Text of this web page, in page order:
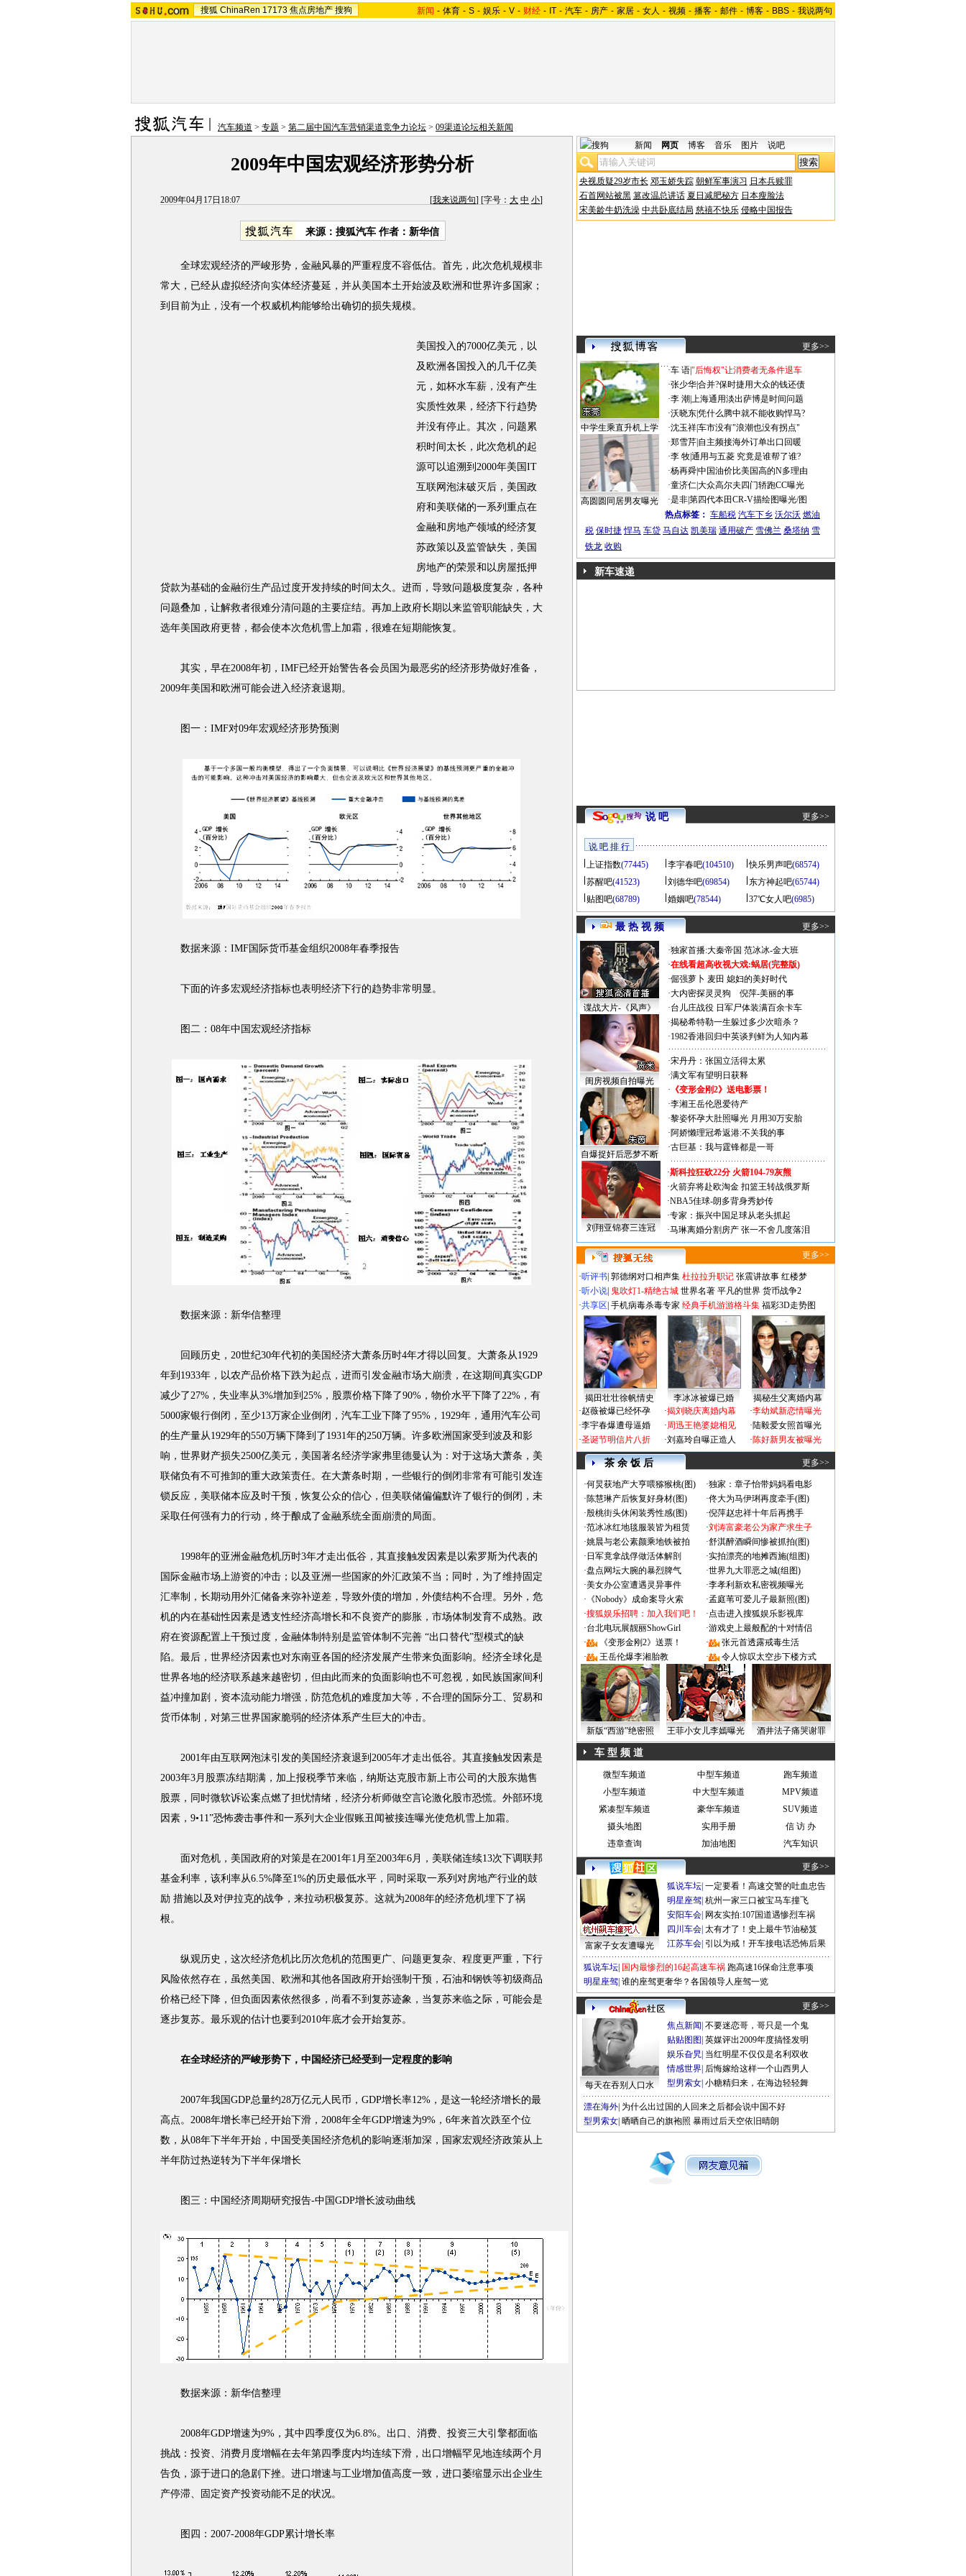
搜狐 ChinaRen 17173 焦点房地产 搜狗 新闻 - 体育 - S - 娱乐 - V - 财经 - IT - 汽车 - 房产 - 家居 - 女人 - 视频 - 播客 - 邮件 - 博客 - BBS - 我说两句
汽车频道 > 专题 > 第二届中国汽车营销渠道竞争力论坛 > 09渠道论坛相关新闻
2009年中国宏观经济形势分析
2009年04月17日18:07 [我来说两句] [字号： 大 中 小]
来源： 搜狐汽车 作者：新华信
全球宏观经济的严峻形势，金融风暴的严重程度不容低估。首先，此次危机规模非
常大，已经从虚拟经济向实体经济蔓延，并从美国本土开始波及欧洲和世界许多国家；
到目前为止，没有一个权威机构能够给出确切的损失规模。
美国投入的7000亿美元，以
及欧洲各国投入的几千亿美
元，如杯水车薪，没有产生
实质性效果，经济下行趋势
并没有停止。其次，问题累
积时间太长，此次危机的起
源可以追溯到2000年美国IT
互联网泡沫破灭后，美国政
府和美联储的一系列重点在
金融和房地产领域的经济复
苏政策以及监管缺失，美国
房地产的荣景和以房屋抵押
贷款为基础的金融衍生产品过度开发持续的时间太久。进而，导致问题极度复杂，各种
问题叠加，让解救者很难分清问题的主要症结。再加上政府长期以来监管职能缺失，大
选年美国政府更替，都会使本次危机雪上加霜，很难在短期能恢复。
其实，早在2008年初，IMF已经开始警告各会员国为最恶劣的经济形势做好准备，
2009年美国和欧洲可能会进入经济衰退期。
图一：IMF对09年宏观经济形势预测
数据来源：IMF国际货币基金组织2008年春季报告
下面的许多宏观经济指标也表明经济下行的趋势非常明显。
图二：08年中国宏观经济指标
数据来源：新华信整理
回顾历史，20世纪30年代初的美国经济大萧条历时4年才得以回复。大萧条从1929
年到1933年，以农产品价格下跌为起点，进而引发金融市场大崩溃，在这期间真实GDP
减少了27%，失业率从3%增加到25%，股票价格下降了90%，物价水平下降了22%，有
5000家银行倒闭，至少13万家企业倒闭，汽车工业下降了95%，1929年，通用汽车公司
的生产量从1929年的550万辆下降到了1931年的250万辆。许多欧洲国家受到波及和影
响，世界财产损失2500亿美元，美国著名经济学家弗里德曼认为：对于这场大萧条，美
联储负有不可推卸的重大政策责任。在大萧条时期，一些银行的倒闭非常有可能引发连
锁反应，美联储本应及时干预，恢复公众的信心，但美联储偏偏默许了银行的倒闭，未
采取任何强有力的行动，终于酿成了金融系统全面崩溃的局面。
1998年的亚洲金融危机历时3年才走出低谷，其直接触发因素是以索罗斯为代表的
国际金融市场上游资的冲击；以及亚洲一些国家的外汇政策不当；同时，为了维持固定
汇率制，长期动用外汇储备来弥补逆差，导致外债的增加，外债结构不合理。另外，危
机的内在基础性因素是透支性经济高增长和不良资产的膨胀，市场体制发育不成熟。政
府在资源配置上干预过度，金融体制特别是监管体制不完善 “出口替代”型模式的缺
陷。最后，世界经济因素也对东南亚各国的经济发展产生带来负面影响。经济全球化是
世界各地的经济联系越来越密切，但由此而来的负面影响也不可忽视，如民族国家间利
益冲撞加剧，资本流动能力增强，防范危机的难度加大等，不合理的国际分工、贸易和
货币体制，对第三世界国家脆弱的经济体系产生巨大的冲击。
2001年由互联网泡沫引发的美国经济衰退到2005年才走出低谷。其直接触发因素是
2003年3月股票冻结期满，加上报税季节来临，纳斯达克股市新上市公司的大股东抛售
股票，同时微软诉讼案点燃了担忧情绪，经济分析师做空言论激化股市恐慌。外部环境
因素，9•11”恐怖袭击事件和一系列大企业假账丑闻被接连曝光使危机雪上加霜。
面对危机，美国政府的对策是在2001年1月至2003年6月，美联储连续13次下调联邦
基金利率，该利率从6.5%降至1%的历史最低水平，同时采取一系列对房地产行业的鼓
励 措施以及对伊拉克的战争，来拉动积极复苏。这就为2008年的经济危机埋下了祸
根。
纵观历史，这次经济危机比历次危机的范围更广、问题更复杂、程度更严重，下行
风险依然存在，虽然美国、欧洲和其他各国政府开始强制干预，石油和钢铁等初级商品
价格已经下降，但负面因素依然很多，尚看不到复苏迹象，当复苏来临之际，可能会是
逐步复苏。最乐观的估计也要到2010年底才会开始复苏。
在全球经济的严峻形势下，中国经济已经受到一定程度的影响
2007年我国GDP总量约28万亿元人民币，GDP增长率12%，是这一轮经济增长的最
高点。2008年增长率已经开始下滑，2008年全年GDP增速为9%，6年来首次跌至个位
数，从08年下半年开始，中国受美国经济危机的影响逐渐加深，国家宏观经济政策从上
半年防过热逆转为下半年保增长
图三：中国经济周期研究报告-中国GDP增长波动曲线
数据来源：新华信整理
2008年GDP增速为9%，其中四季度仅为6.8%。出口、消费、投资三大引擎都面临
挑战：投资、消费月度增幅在去年第四季度内均连续下滑，出口增幅罕见地连续两个月
告负，源于进口的急剧下挫。进口增速与工业增加值高度一致，进口萎缩显示出企业生
产停滞、固定资产投资动能不足的状况。
图四：2007-2008年GDP累计增长率
新闻 网页 博客 音乐 图片 说吧
央视质疑29岁市长 邓玉娇失踪 朝鲜军事演习 日本兵赎罪
石首网站被黑 篡改温总讲话 夏日减肥秘方 日本瘦脸法
宋美龄牛奶洗澡 中共卧底结局 慈禧不快乐 侵略中国报告
更多>>
中学生乘直升机上学
高圆圆同居男友曝光
·车 语|"后悔权"让消费者无条件退车
·张少华|合并?保时捷用大众的钱还债
·李 潮 上海通用淡出萨博是时间问题
·沃晓东|凭什么腾中就不能收购悍马?
·沈玉祥|车市没有"浪潮也没有拐点"
·郑雪芹| 自主频接海外订单出口回暖
·李 牧|通用与五菱 究竟是谁帮了谁?
·杨再舜|中国油价比美国高的N多理由
·童济仁|大众高尔夫四门轿跑CC曝光
·是非|第四代本田CR-V描绘图曝光/图
热点标签： 车船税 汽车下乡 沃尔沃 燃油
税 保时捷 悍马 车贷 马自达 凯美瑞 通用破产 雪佛兰 桑塔纳 雪
铁龙 收购
新车速递
说 吧 更多>>
说 吧 排 行
上证指数(77445) 李宇春吧(104510) 快乐男声吧(68574)
苏醒吧(41523) 刘德华吧(69854) 东方神起吧(65744)
贴图吧(68789) 婚姻吧(78544) 37℃女人吧(6985)
最 热 视 频 更多>>
谍战大片-《风声》
闺房视频自拍曝光
自爆捉奸后恶梦不断
·独家首播:大秦帝国 范冰冰-金大班
·在线看超高收视大戏:蜗居(完整版)
·倔强萝卜 麦田 媳妇的美好时代
·大内密探灵灵狗
倪萍-美丽的事
·台儿庄战役 日军尸体装满百余卡车
·揭秘希特勒一生躲过多少次暗杀？
·1982香港回归中英谈判鲜为人知内幕
·宋丹丹：张国立活得太累
·满文军有望明日获释
· 《变形金刚2》送电影票！
·李湘王岳伦恩爱待产
·黎姿怀孕大肚照曝光 月用30万安胎
·阿娇懒理冠希返港:不关我的事
·古巨基：我与霆锋都是一哥
刘翔亚锦赛三连冠
·斯科拉狂砍22分 火箭104-79灰熊
·火箭弃将赴欧淘金 扣篮王转战俄罗斯
·NBA5佳球-朗多背身秀妙传
·专家：振兴中国足球从老头抓起
·马琳离婚分割房产 张一不舍几度落泪
更多>>
·听评书 郭德纲对口相声集 杜拉拉升职记 张震讲故事 红楼梦
·听小说 鬼吹灯1-精绝古城 世界名著 平凡的世界 货币战争2
·共享区 手机病毒杀毒专家 经典手机游游格斗集 福彩3D走势图
揭田壮壮徐帆情史 李冰冰被爆已婚
揭秘生父离婚内幕
·赵薇被爆已经怀孕
·李宇春爆遭母逼婚
·圣诞节明信片八折
·揭刘晓庆离婚内幕
·周迅王艳婆媳相见
·刘嘉玲自曝正造人
·李幼斌新恋情曝光
·陆毅爱女照首曝光
·陈好新男友被曝光
茶 余 饭 后 更多>>
·何炅获地产大亨喂猕猴桃(图) ·独家：章子怡带妈妈看电影
·陈慧琳产后恢复好身材(图) ·佟大为马伊琍再度牵手(图)
·殷桃街头休闲装秀性感(图) ·倪萍赵忠祥十年后再携手
·范冰冰红地毯服装皆为租赁 ·刘涛富豪老公为家产求生子
·姚晨与老公素颜乘地铁被拍 ·舒淇醉酒瞬间惨被抓拍(图)
· 日军竟拿战俘做活体解剖 ·实拍漂亮的地摊西施(组图)
·盘点网坛大腕的暴烈脾气 ·世界九大罪恶之城(组图)
·美女办公室遭遇灵异事件 ·李孝利新欢私密视频曝光
· 《Nobody》成命案导火索 ·孟庭苇可爱儿子最新照(图)
·搜狐娱乐招聘：加入我们吧！ ·点击进入搜狐娱乐影视库
·台北电玩展靓丽ShowGirl ·游戏史上最般配的十对情侣
·
《变形金刚2》送票！ ·
张元首透露戒毒生活
·
王岳伦爆李湘胎教 · 令人惊叹太空步下楼方式
新版“西游”绝密照 王菲小女儿李嫣曝光 酒井法子痛哭谢罪
车 型 频 道
微型车频道 中型车频道
跑车频道
小型车频道
中大型车频道
MPV频道
紧凑型车频道
豪华车频道
SUV频道
摄头地图
实用手册
信 访 办
违章查询
加油地图 汽车知识
更多>>
富家子女友遭曝光
狐说车坛 一定要看！高速交警的吐血忠告
明星座驾 杭州一家三口被宝马车撞飞
安阳车会 网友实拍:107国道遇惨烈车祸
四川车会 太有才了！史上最牛节油秘笈
江苏车会 引以为戒！开车接电话恐怖后果
狐说车坛 国内最惨烈的16起高速车祸 跑高速16保命注意事项
明星座驾 谁的座驾更奢华？各国领导人座驾一览
更多>>
每天在吞别人口水
焦点新闻 不要迷恋哥，哥只是一个鬼
贴贴图图 英媒评出2009年度搞怪发明
娱乐旮旯 当红明星不仅仅是名利双收
情感世界 后悔嫁给这样一个山西男人
型男索女 小糖精归来，在海边轻轻舞
漂在海外 为什么出过国的人回来之后都会说中国不好
型男索女 晒晒自己的旗袍照 暴雨过后天空依旧晴朗